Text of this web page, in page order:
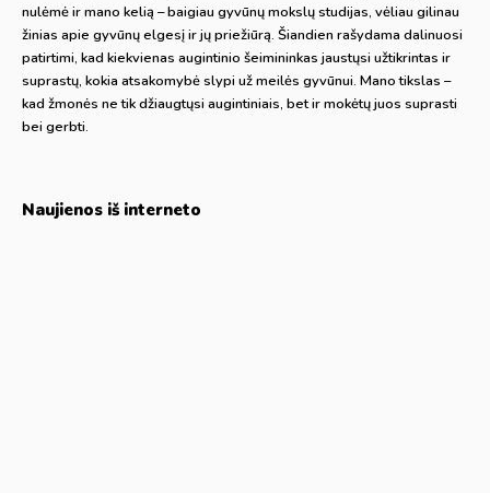
nulėmė ir mano kelią – baigiau gyvūnų mokslų studijas, vėliau gilinau
žinias apie gyvūnų elgesį ir jų priežiūrą. Šiandien rašydama dalinuosi
patirtimi, kad kiekvienas augintinio šeimininkas jaustųsi užtikrintas ir
suprastų, kokia atsakomybė slypi už meilės gyvūnui. Mano tikslas –
kad žmonės ne tik džiaugtųsi augintiniais, bet ir mokėtų juos suprasti
bei gerbti.
Naujienos iš interneto